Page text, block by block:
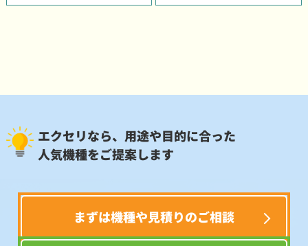
エクセリなら、用途や目的に合った
人気機種をご提案します
まずは機種や見積りのご相談